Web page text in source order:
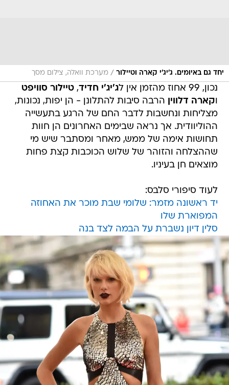
יחד גם באיומים. ג'יג'י קארה וטיילור / מערכת וואלה, צילום מסך
נכון, 99 אחוז מהזמן אין ל ג'יג'י חדיד,טיילור סוויפט
וקארה דלווין הרבה סיבות להתלונן - הן יפות, נכונות,
מצליחות ונחשבות לדבר החם של הרגע בתעשייה
ההוליוודית. אך נראה שבימים האחרונים הן חוות
תחושות אימה של ממש, מאחר ומסתבר שיש מי
שההצלחה והזוהר של שלוש הכוכבות קצת פחות
מוצאים חן בעיניו.
לעוד סיפורי סלבס:
יד ראשונה מזמר: שלומי שבת מוכר את האחוזה
המפוארת שלו
סלין דיון נשברת על הבמה לצד בנה